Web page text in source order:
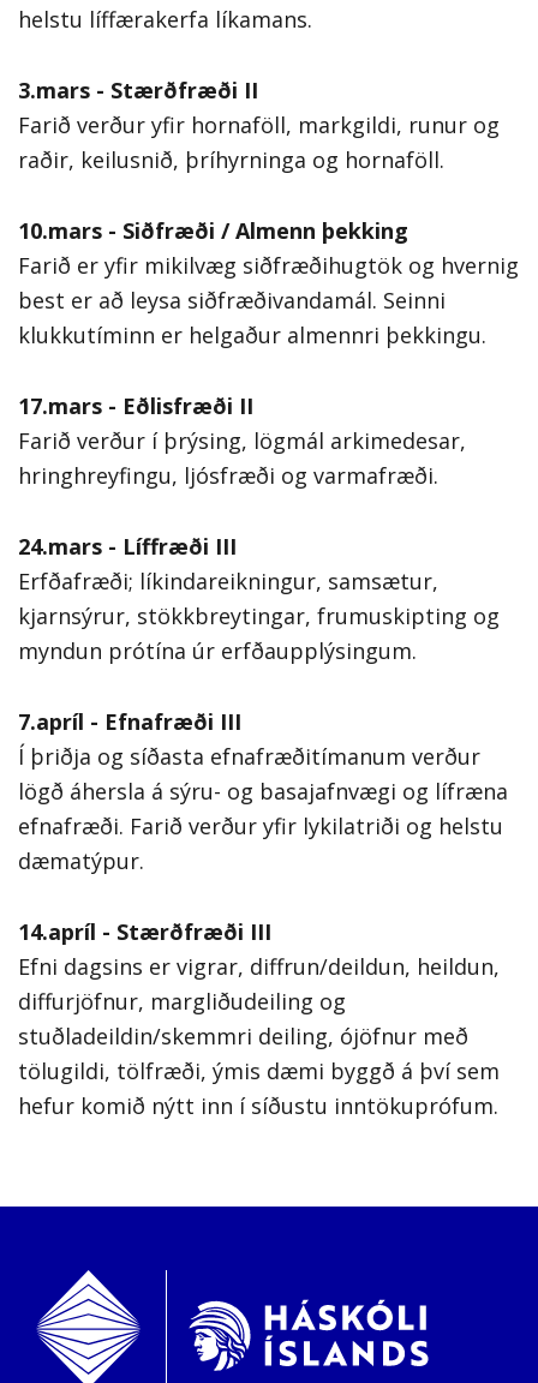
helstu líffærakerfa líkamans.
3.mars - Stærðfræði II
Farið verður yfir hornaföll, markgildi, runur og
raðir, keilusnið, þríhyrninga og hornaföll.
10.mars - Siðfræði / Almenn þekking
Farið er yfir mikilvæg siðfræðihugtök og hvernig
best er að leysa siðfræðivandamál. Seinni
klukkutíminn er helgaður almennri þekkingu.
17.mars - Eðlisfræði II
Farið verður í þrýsing, lögmál arkimedesar,
hringhreyfingu, ljósfræði og varmafræði.
24.mars - Líffræði III
Erfðafræði; líkindareikningur, samsætur,
kjarnsýrur, stökkbreytingar, frumuskipting og
myndun prótína úr erfðaupplýsingum.
7.apríl - Efnafræði III
Í þriðja og síðasta efnafræðitímanum verður
lögð áhersla á sýru- og basajafnvægi og lífræna
efnafræði. Farið verður yfir lykilatriði og helstu
dæmatýpur.
14.apríl - Stærðfræði III
Efni dagsins er vigrar, diffrun/deildun, heildun,
diffurjöfnur, margliðudeiling og
stuðladeildin/skemmri deiling, ójöfnur með
tölugildi, tölfræði, ýmis dæmi byggð á því sem
hefur komið nýtt inn í síðustu inntökuprófum.